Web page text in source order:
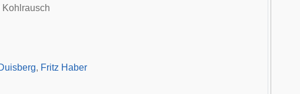
, Fritz Haber